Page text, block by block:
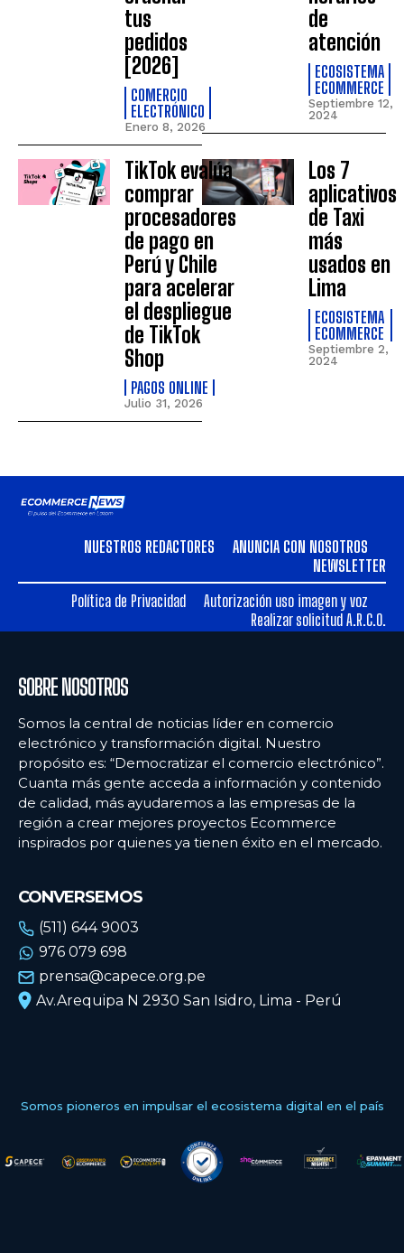
tus
pedidos
[2026]
COMERCIO
ELECTRÓNICO
Enero 8, 2026
de
atención
ECOSISTEMA
ECOMMERCE
Septiembre 12,
2024
TikTok evalúa
comprar
procesadores
de pago en
Perú y Chile
para acelerar
el despliegue
de TikTok
Shop
PAGOS ONLINE
Julio 31, 2026
Los 7
aplicativos
de Taxi
más
usados en
Lima
ECOSISTEMA
ECOMMERCE
Septiembre 2,
2024
NUESTROS REDACTORES
ANUNCIA CON NOSOTROS
NEWSLETTER
Política de Privacidad
Autorización uso imagen y voz
Realizar solicitud A.R.C.O.
SOBRE NOSOTROS
Somos la central de noticias líder en comercio
electrónico y transformación digital. Nuestro
propósito es: “Democratizar el comercio electrónico”.
Cuanta más gente acceda a información y contenido
de calidad, más ayudaremos a las empresas de la
región a crear mejores proyectos Ecommerce
inspirados por quienes ya tienen éxito en el mercado.
CONVERSEMOS
(511) 644 9003
976 079 698
prensa@capece.org.pe
Av.Arequipa N 2930 San Isidro, Lima - Perú
Somos pioneros en impulsar el ecosistema digital en el país